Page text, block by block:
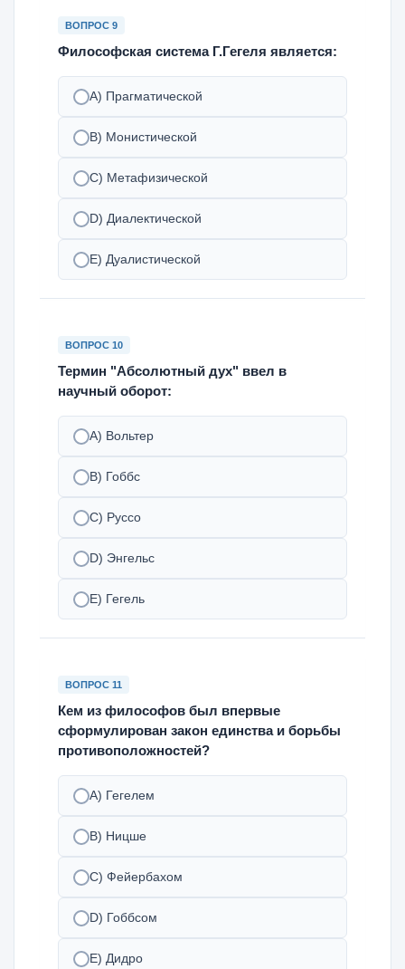
ВОПРОС 9
Философская система Г.Гегеля является:
A) Прагматической
B) Монистической
C) Метафизической
D) Диалектической
E) Дуалистической
ВОПРОС 10
Термин "Абсолютный дух" ввел в
научный оборот:
А) Вольтер
В) Гоббс
С) Руссо
D) Энгельс
Е) Гегель
ВОПРОС 11
Кем из философов был впервые
сформулирован закон единства и борьбы
противоположностей?
А) Гегелем
В) Ницше
С) Фейербахом
D) Гоббсом
Е) Дидро